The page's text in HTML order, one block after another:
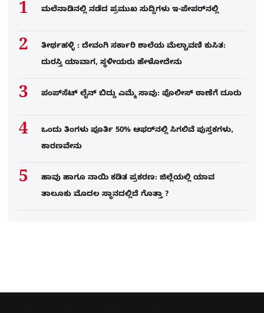
ಮಲೆನಾಡಿನಲ್ಲಿ ನಡೆದ ಪ್ರಮುಖ ಸುದ್ದಿಗಳು ಇ-ಪೇಪರ್​​​​ನಲ್ಲಿ
ತೀರ್ಥಹಳ್ಳಿ : ದೇವಂಗಿ ಸರ್ಕಾರಿ ಶಾಲೆಯ ಮೆಲ್ಚಾವಣಿ ಕುಸಿತ:
ದುರಸ್ತಿ ಯಾವಾಗ, ಸ್ಥಳೀಯರು ಹೇಳೋದೇನು
ಪಂಪ್‌ಸೆಟ್ ಲೈನ್ ಬಿದ್ದು ಎಮ್ಮೆ ಸಾವು: ಪೊಲೀಸ್ ಠಾಣೆಗೆ ದೂರು
ಒಂದು ತಿಂಗಳು ಪೂರ್ತಿ 50% ಆಫರ್​ನಲ್ಲಿ ಸಿಗಲಿವೆ ಪುಸ್ತಕಗಳು,
ಕಾರಣವೇನು
ಹಾವು ಹಾಗೂ ನಾಯಿ ಕಡಿತ ಪ್ರಕರಣ: ಜಿಲ್ಲೆಯಲ್ಲಿ ಯಾವ
ತಾಲೂಕು ಮೊದಲ ಸ್ಥಾನದಲ್ಲಿದೆ ಗೊತ್ತಾ ?